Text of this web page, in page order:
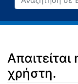
χρήστη.